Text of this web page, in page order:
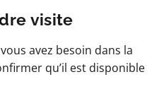
visite
avez besoin dans la
qu’il est disponible